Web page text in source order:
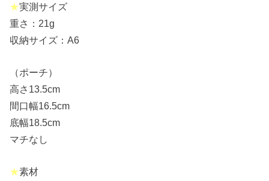
★実測サイズ
重さ：21g
収納サイズ：A6
（ポーチ）
高さ13.5cm
間口幅16.5cm
底幅18.5cm
マチなし
★素材